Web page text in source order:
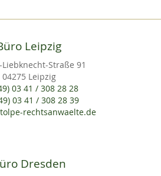
Leipzig
Liebknecht-Straße 91
04275 Leipzig
03 41 / 308 28 28
03 41 / 308 28 39
rechtsanwaelte.de
Dresden